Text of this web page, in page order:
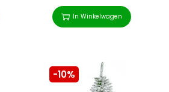
In Winkelwagen
-10%